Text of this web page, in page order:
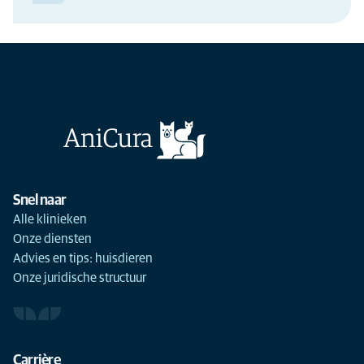
Snel naar
Alle klinieken
Onze diensten
Advies en tips: huisdieren
Onze juridische structuur
Carrière